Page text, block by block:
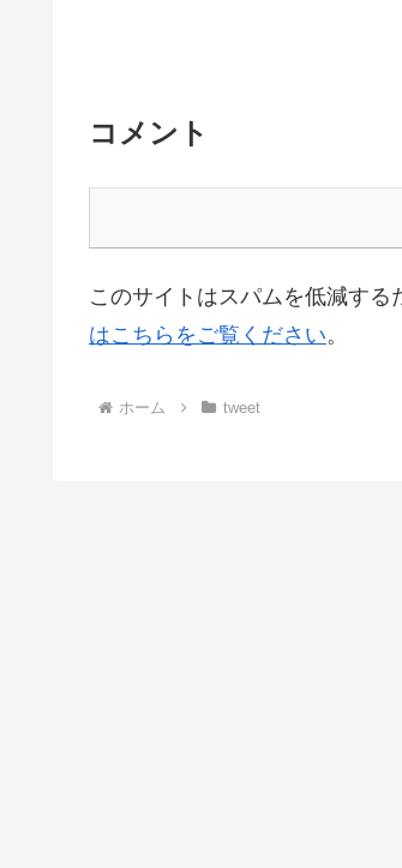
コメント
このサイトはスパムを低減する
はこちらをご覧ください。
ホーム tweet